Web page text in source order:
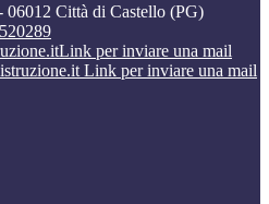
Città di Castello (PG)
Link per inviare una mail
Link per inviare una mail